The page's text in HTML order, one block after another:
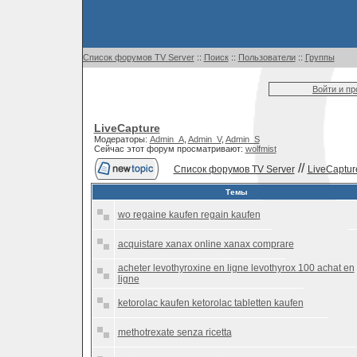
Список форумов TV Server:: Поиск:: Пользователи:: Группы
Войти и
LiveCapture
Модераторы: Admin_A, Admin_V, Admin_S
Сейчас этот форум просматривают: wolfmist
Список форумов TV Server//
Темы
wo regaine kaufen regain kaufen
acquistare xanax online xanax comprare
acheter levothyroxine en ligne levothyrox 100 achat en
ligne
ketorolac kaufen ketorolac tabletten kaufen
methotrexate senza ricetta